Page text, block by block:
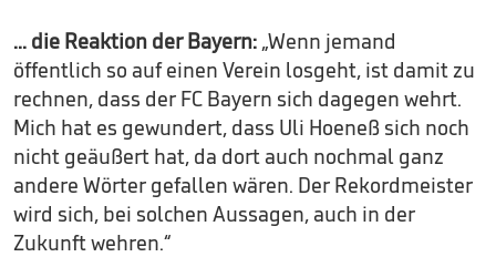
... die Reaktion der Bayern: „Wenn jemand
öffentlich so auf einen Verein losgeht, ist damit zu
rechnen, dass der FC Bayern sich dagegen wehrt.
Mich hat es gewundert, dass Uli Hoeneß sich noch
nicht geäußert hat, da dort auch nochmal ganz
andere Wörter gefallen wären. Der Rekordmeister
wird sich, bei solchen Aussagen, auch in der
Zukunft wehren.“